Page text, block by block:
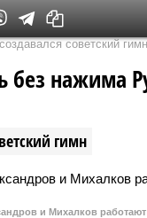
Федеральный выпуск
советский гимн
гимн
без нажима
и Михалков работают